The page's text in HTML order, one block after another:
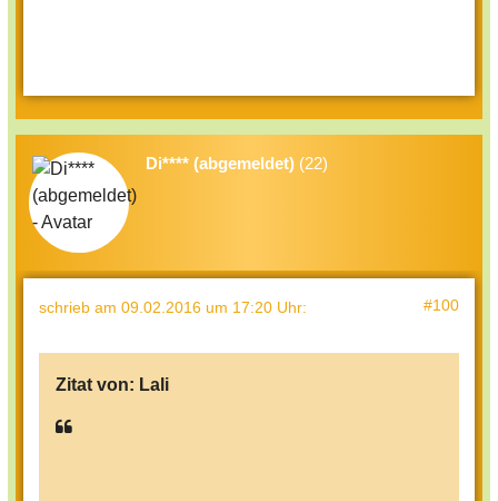
Di**** (abgemeldet) (22)
schrieb am 09.02.2016 um 17:20 Uhr: #100
Zitat von: Lali